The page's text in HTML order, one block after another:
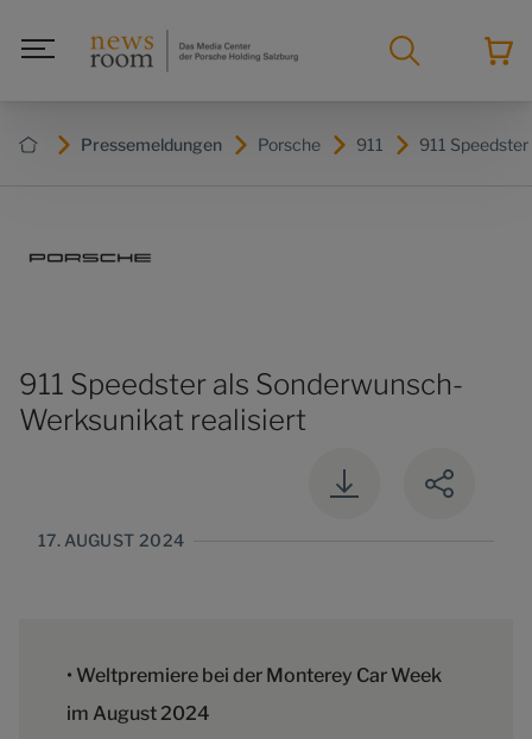
Pressemeldungen Porsche 911 911 Speedster
911 Speedster als Sonderwunsch-
Werksunikat realisiert
17. AUGUST 2024
• Weltpremiere bei der Monterey Car Week
im August 2024